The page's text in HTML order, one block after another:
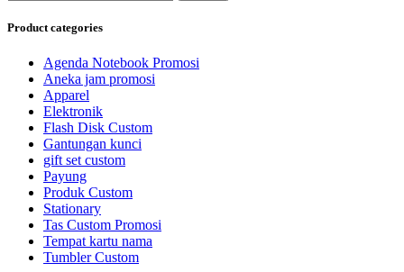
Product categories
Agenda Notebook Promosi
Aneka jam promosi
Apparel
Elektronik
Flash Disk Custom
Gantungan kunci
gift set custom
Payung
Produk Custom
Stationary
Tas Custom Promosi
Tempat kartu nama
Tumbler Custom